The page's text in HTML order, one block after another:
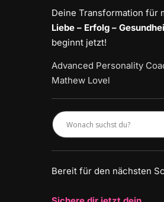
Deine Transformation für
Liebe – Erfolg –
beginnt jetzt!
Advanced Personality
Mathew Lovel
Bereit für den nächsten